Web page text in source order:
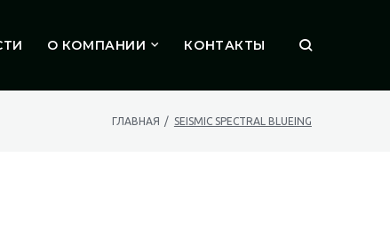
О КОМПАНИИ КОНТАКТЫ
ПОИСК
ГЛАВНАЯ / SEISMIC SPECTRAL BLUEING